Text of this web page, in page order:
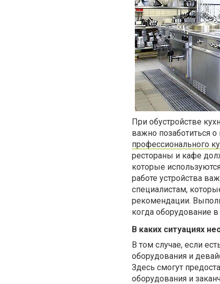
При обустройстве
важно позаботиться
профессионального
рестораны и кафе
которые
работе устройства
специалистам,
рекомендации.
когда оборудование
В каких ситуациях
В том случае, если
оборудования и
Здесь смогут
оборудования и